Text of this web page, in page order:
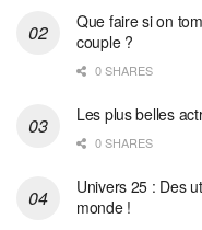
Que faire si on
couple ?
0 SHARES
Les plus belles
0 SHARES
Univers 25 : Des
monde !